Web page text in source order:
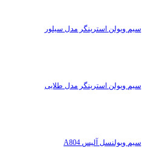
سیم ویولن استرینگر مدل سیلور
سیم ویولن استرینگر مدل طلایی
سیم ویولنسل آلیس A804